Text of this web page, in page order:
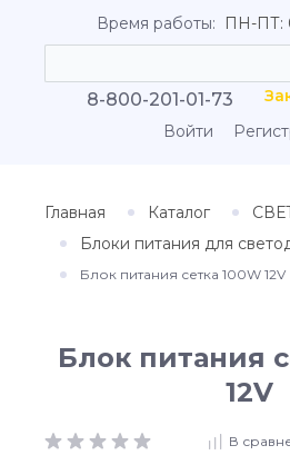
Время работы: ПН-ПТ:
8-800-201-01-73
Войти
Главная Каталог
Блоки питания для
Блок питания сетка 100W 12V
Блок питания
12V
В